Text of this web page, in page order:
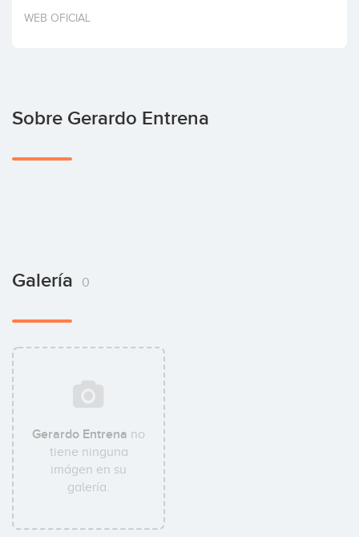
Invertir
WEB OFICIAL
Sobre Gerardo Entrena
Galería 0
Gerardo Entrena no
tiene ninguna
imágen en su
galería.